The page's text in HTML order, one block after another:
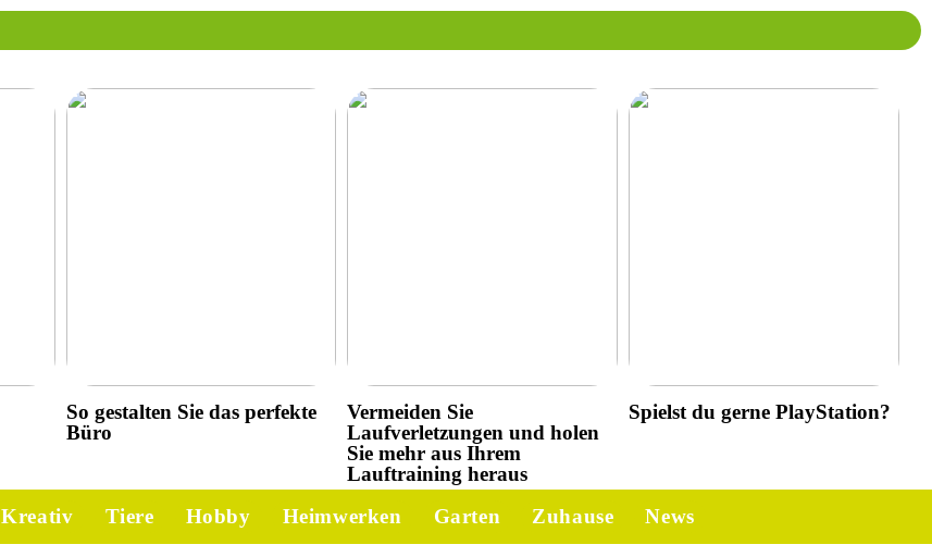
So gestalten Sie das perfekte
Büro
Vermeiden Sie
Laufverletzungen und holen
Sie mehr aus Ihrem
Lauftraining heraus
Spielst du gerne PlayStation?
Kreativ Tiere Hobby Heimwerken Garten Zuhause News